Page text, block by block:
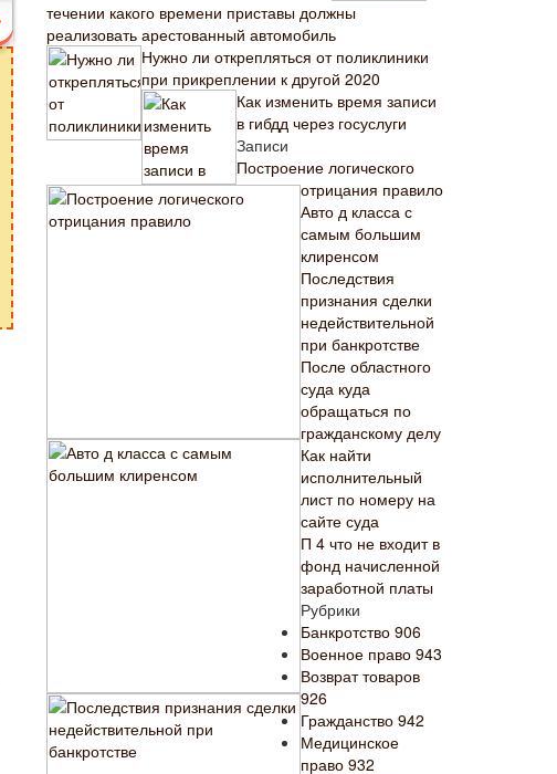
течении какого времени приставы должны
реализовать арестованный автомобиль
Нужно ли открепляться от поликлиники
при прикреплении к другой 2020
Как изменить время записи
в гибдд через госуслуги
Записи
Построение логического
отрицания правило
Авто д класса с
самым большим
клиренсом
Последствия
признания сделки
недействительной
при банкротстве
После областного
суда куда
обращаться по
гражданскому делу
Как найти
исполнительный
лист по номеру на
сайте суда
П 4 что не входит в
фонд начисленной
заработной платы
Рубрики
Банкротство 906
Военное право 943
Возврат товаров
926
Гражданство 942
Медицинское
право 932